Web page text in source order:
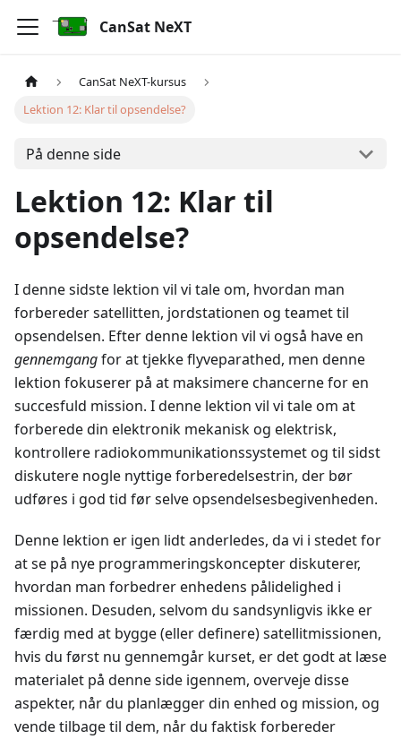
CanSat NeXT
CanSat NeXT-kursus
Lektion 12: Klar til opsendelse?
På denne side
Lektion 12: Klar til
opsendelse?
I denne sidste lektion vil vi tale om, hvordan man
forbereder satellitten, jordstationen og teamet til
opsendelsen. Efter denne lektion vil vi også have en
gennemgangfor at tjekke flyveparathed, men denne
lektion fokuserer på at maksimere chancerne for en
succesfuld mission. I denne lektion vil vi tale om at
forberede din elektronik mekanisk og elektrisk,
kontrollere radiokommunikationssystemet og til sidst
diskutere nogle nyttige forberedelsestrin, der bør
udføres i god tid før selve opsendelsesbegivenheden.
Denne lektion er igen lidt anderledes, da vi i stedet for
at se på nye programmeringskoncepter diskuterer,
hvordan man forbedrer enhedens pålidelighed i
missionen. Desuden, selvom du sandsynligvis ikke er
færdig med at bygge (eller definere) satellitmissionen,
hvis du først nu gennemgår kurset, er det godt at læse
materialet på denne side igennem, overveje disse
aspekter, når du planlægger din enhed og mission, og
vende tilbage til dem, når du faktisk forbereder